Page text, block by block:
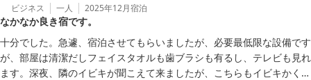
ビジネス 一人 2025年12月宿泊
なかなか良き宿です。
十分でした。急遽、宿泊させてもらいましたが、必要最低限な設備です
が、部屋は清潔だしフェイスタオルも歯ブラシも有るし、テレビも見れ
ます。深夜、隣のイビキが聞こえて来ましたが、こちらもイビキかくの